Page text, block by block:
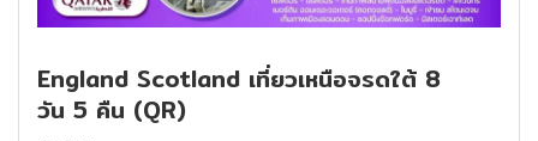
England Scotland เที่ยวเหนือจรดใต้ 8
วัน 5 คืน (QR)